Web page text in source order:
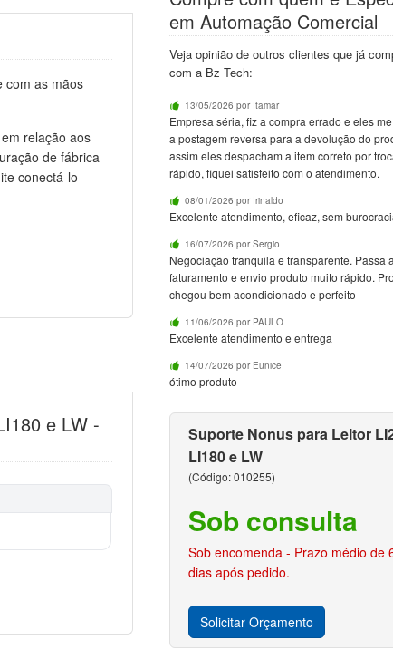
com as mãos
relação aos
de fábrica
conectá-lo
e LW -
em Automação Comercial
Veja opinião de outros clientes que já
com a Bz Tech:
13/05/2026 por Itamar
Empresa séria, fiz a compra errado e eles
a postagem reversa para a devolução do
assim eles despacham a item correto por
rápido, fiquei satisfeito com o atendimento.
08/01/2026 por Irinaldo
Excelente atendimento, eficaz, sem
16/07/2026 por Sergio
Negociação tranquila e transparente. Passa
faturamento e envio produto muito rápido.
chegou bem acondicionado e perfeito
11/06/2026 por PAULO
Excelente atendimento e entrega
14/07/2026 por Eunice
ótimo produto
Suporte Nonus para Leitor
LI180 e LW
(Código: 010255)
Sob consulta
Sob encomenda - Prazo médio de
dias após pedido.
Solicitar Orçamento